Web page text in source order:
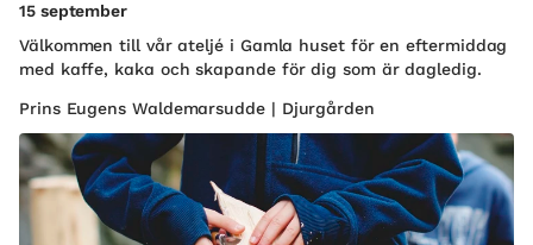
15 september
Välkommen till vår ateljé i Gamla huset för en eftermiddag
med kaffe, kaka och skapande för dig som är dagledig.
Prins Eugens Waldemarsudde | Djurgården